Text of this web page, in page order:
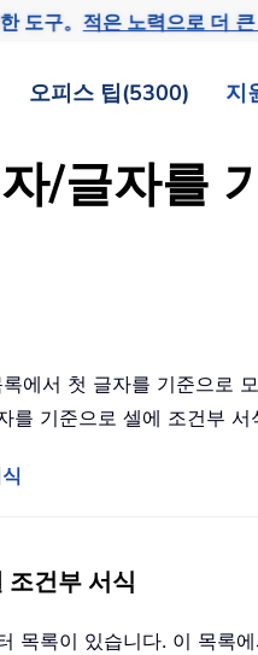
도구。적은 노력으로 더 큰
오피스 팁(5300) 지
/글자를
에서 첫 글자를 기준으로
기준으로 셀에 조건부 서
건부 서식
록이 있습니다. 이 목록